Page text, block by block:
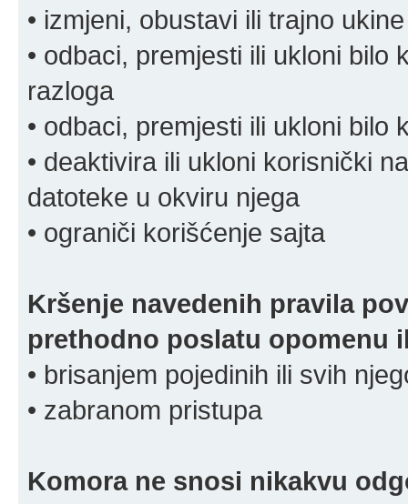
• izmjeni, obustavi ili trajno
• odbaci, premjesti ili ukloni bilo
razloga
• odbaci, premjesti ili ukloni bilo
• deaktivira ili ukloni korisnički
datoteke u okviru njega
• ograniči korišćenje sajta
Kršenje navedenih pravila
prethodno poslatu opomenu
• brisanjem pojedinih ili svih
• zabranom pristupa
Komora ne snosi nikakvu